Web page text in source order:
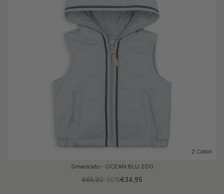
2 Colori
Smanicato - OCEAN BLU 200
-50%
€69,90 €34,95